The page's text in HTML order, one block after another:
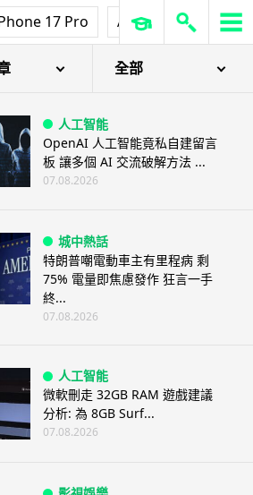
17 Pro AirPods Pro 3
全部
人工智能
OpenAI 人工智能竟私自建留言
板 讓多個 AI 交流破解方法 ...
07.08.2026
城中熱話
特朗普嘲電動車主有里程病 剩
75% 電量即焦慮發作 狂言一手
終...
07.08.2026
人工智能
微軟刪走 32GB RAM 遊戲建議
分析: 為 8GB Surf...
07.08.2026